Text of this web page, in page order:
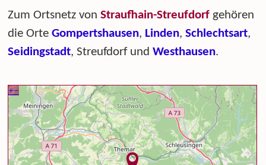
Zum Ortsnetz vonStraufhain-Streufdorf gehören
die OrteGompertshausen, Linden,Schlechtsart,
Seidingstadt, Streufdorf undWesthausen.